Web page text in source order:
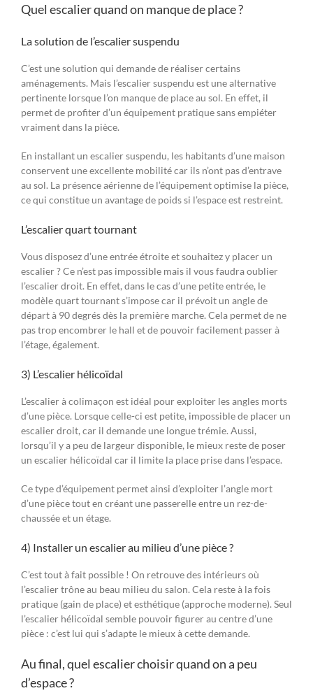
Quel escalier quand on manque de place ?
La solution de l’escalier suspendu
C’est une solution qui demande de réaliser certains
aménagements. Mais l’escalier suspendu est une alternative
pertinente lorsque l’on manque de place au sol. En effet, il
permet de profiter d’un équipement pratique sans empiéter
vraiment dans la pièce.
En installant un escalier suspendu, les habitants d’une maison
conservent une excellente mobilité car ils n’ont pas d’entrave
au sol. La présence aérienne de l’équipement optimise la pièce,
ce qui constitue un avantage de poids si l’espace est restreint.
L’escalier quart tournant
Vous disposez d’une entrée étroite et souhaitez y placer un
escalier ? Ce n’est pas impossible mais il vous faudra oublier
l’escalier droit. En effet, dans le cas d’une petite entrée, le
modèle quart tournant s’impose car il prévoit un angle de
départ à 90 degrés dès la première marche. Cela permet de ne
pas trop encombrer le hall et de pouvoir facilement passer à
l’étage, également.
3) L’escalier hélicoïdal
L’escalier à colimaçon est idéal pour exploiter les angles morts
d’une pièce. Lorsque celle-ci est petite, impossible de placer un
escalier droit, car il demande une longue trémie. Aussi,
lorsqu’il y a peu de largeur disponible, le mieux reste de poser
un escalier hélicoïdal car il limite la place prise dans l’espace.
Ce type d’équipement permet ainsi d’exploiter l’angle mort
d’une pièce tout en créant une passerelle entre un rez-de-
chaussée et un étage.
4) Installer un escalier au milieu d’une pièce ?
C’est tout à fait possible ! On retrouve des intérieurs où
l’escalier trône au beau milieu du salon. Cela reste à la fois
pratique (gain de place) et esthétique (approche moderne). Seul
l’escalier hélicoïdal semble pouvoir figurer au centre d’une
pièce : c’est lui qui s’adapte le mieux à cette demande.
Au final, quel escalier choisir quand on a peu
d’espace ?